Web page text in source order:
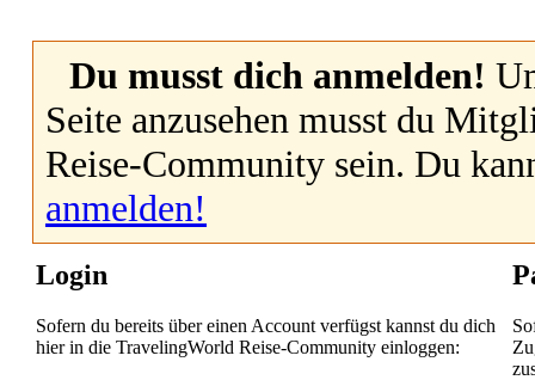
Du musst dich anmelden!
Seite anzusehen musst du
Reise-Community sein. Du
anmelden!
Login
Sofern du bereits über einen Account verfügst kannst du dich
hier in die TravelingWorld Reise-Community einloggen: